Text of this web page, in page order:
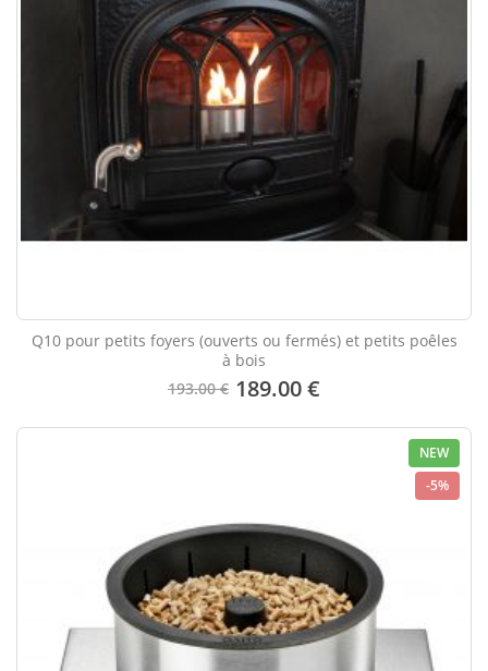
Q10 pour petits foyers (ouverts ou fermés) et petits poêles
à bois
193.00 € 189.00 €
NEW
-5%